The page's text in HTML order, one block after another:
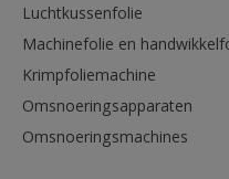
Luchtkussenfolie
Machinefolie en
Krimpfoliemachine
Omsnoeringsapparaten
Omsnoeringsmachines